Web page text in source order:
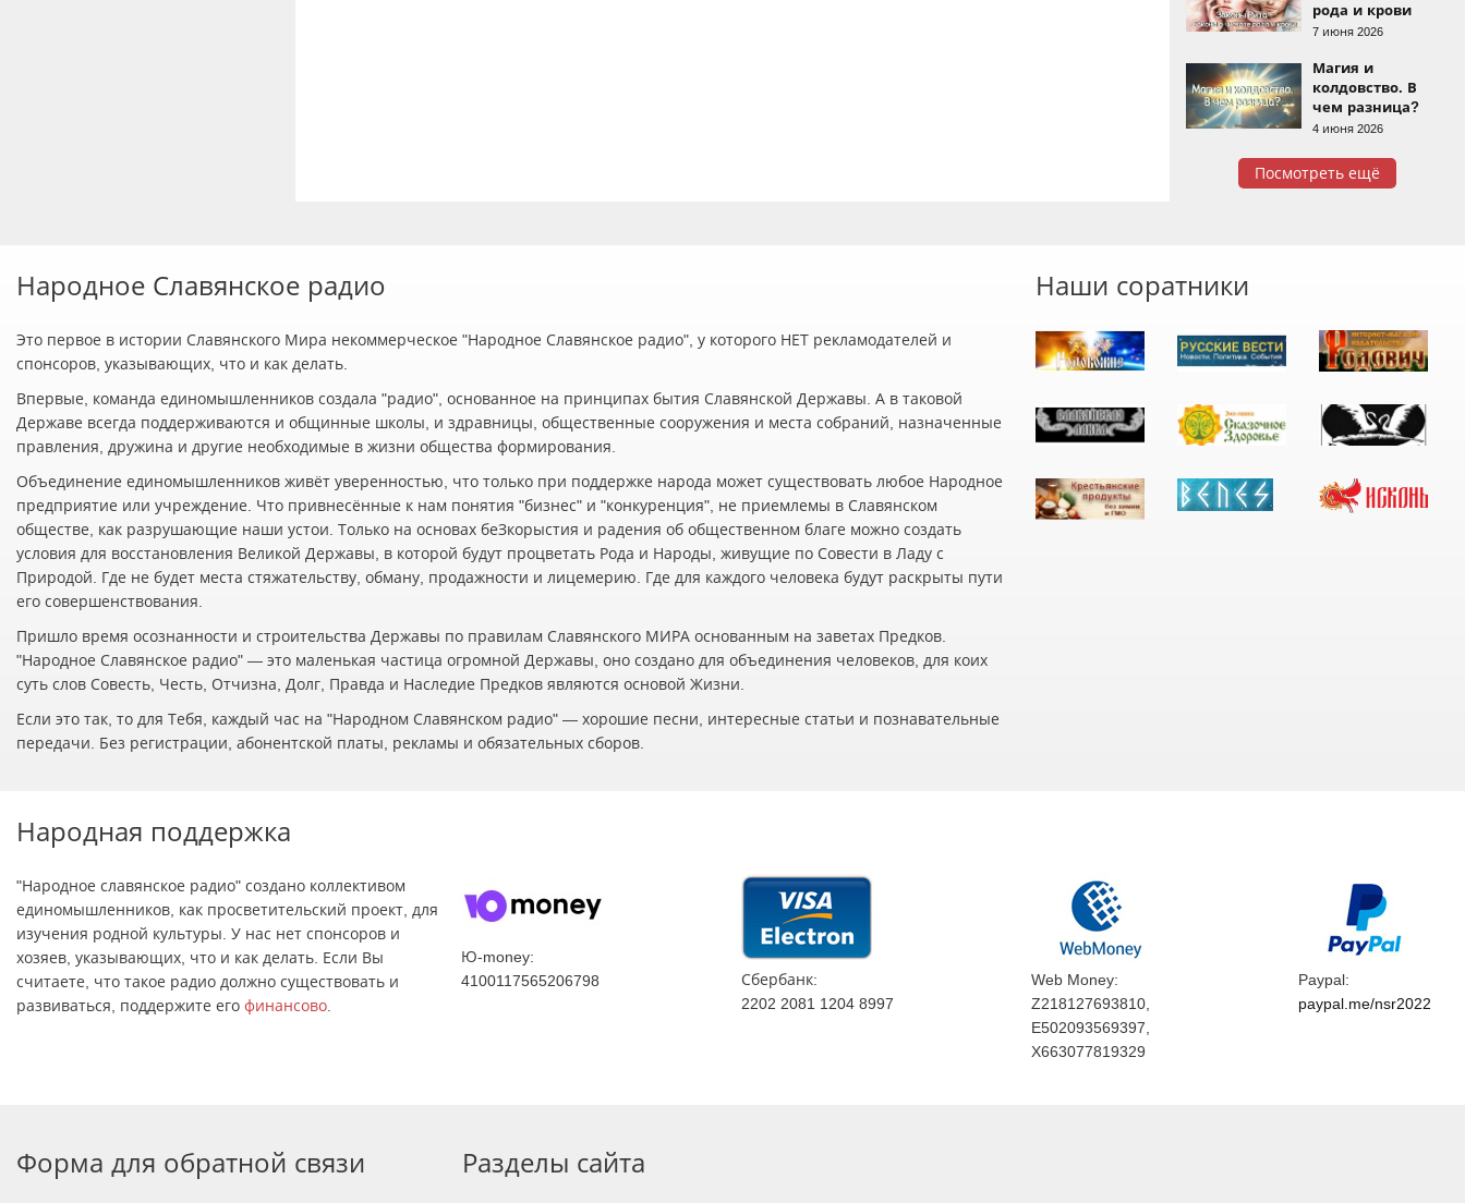
рода и крови
7 июня 2026
Магия и
колдовство. В
чем разница?
4 июня 2026
Посмотреть ещё
Народное Славянское радио
Это первое в истории Славянского Мира некоммерческое "Народное Славянское радио", у которого НЕТ рекламодателей и
спонсоров, указывающих, что и как делать.
Впервые, команда единомышленников создала "радио", основанное на принципах бытия Славянской Державы. А в таковой
Державе всегда поддерживаются и общинные школы, и здравницы, общественные сооружения и места собраний, назначенные
правления, дружина и другие необходимые в жизни общества формирования.
Объединение единомышленников живёт уверенностью, что только при поддержке народа может существовать любое Народное
предприятие или учреждение. Что привнесённые к нам понятия "бизнес" и "конкуренция", не приемлемы в Славянском
обществе, как разрушающие наши устои. Только на основах беЗкорыстия и радения об общественном благе можно создать
условия для восстановления Великой Державы, в которой будут процветать Рода и Народы, живущие по Совести в Ладу с
Природой. Где не будет места стяжательству, обману, продажности и лицемерию. Где для каждого человека будут раскрыты пути
его совершенствования.
Пришло время осознанности и строительства Державы по правилам Славянского МИРА основанным на заветах Предков.
"Народное Славянское радио" — это маленькая частица огромной Державы, оно создано для объединения человеков, для коих
суть слов Совесть, Честь, Отчизна, Долг, Правда и Наследие Предков являются основой Жизни.
Если это так, то для Тебя, каждый час на "Народном Славянском радио" — хорошие песни, интересные статьи и познавательные
передачи. Без регистрации, абонентской платы, рекламы и обязательных сборов.
Наши соратники
Народная поддержка
"Народное славянское радио" создано коллективом
единомышленников, как просветительский проект, для
изучения родной культуры. У нас нет спонсоров и
хозяев, указывающих, что и как делать. Если Вы
считаете, что такое радио должно существовать и
развиваться, поддержите его финансово
Ю-money:
4100117565206798
Сбербанк:
2202 2081 1204 8997
Web Money:
Z218127693810,
E502093569397,
X663077819329
Paypal:
paypal.me/nsr2022
Форма для обратной связи Разделы сайта